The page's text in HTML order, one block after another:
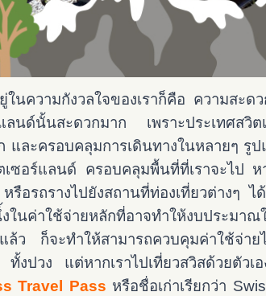
นความกังวลใจของเราก็คือ ความสะด
นด์นั้นสะดวกมาก เพราะประเทศสวิต
ละครอบคลุมการเดินทางในหลายๆ รูป
ซอร์แลนด์ ครอบคลุมพื้นที่ที่เราจะไป ห
รือรถรางไปยังสถานที่ท่องเที่ยวต่างๆ
ในค่าใช้จ่ายหลักที่อาจทำให้งบประมาณ
แล้ว ก็จะทำให้สามารถควบคุมค่าใช้จ่า
ทั้งปวง แต่หากเราไปเที่ยวสวิสด้วยตัว
Travel Pass หรือชื่อเก่าเรียกว่า